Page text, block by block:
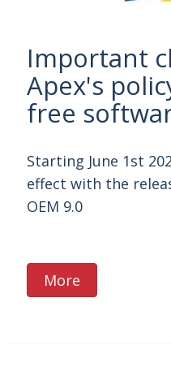
Important
Apex's
free
Starting June 1st
effect with the
OEM 9.0
More